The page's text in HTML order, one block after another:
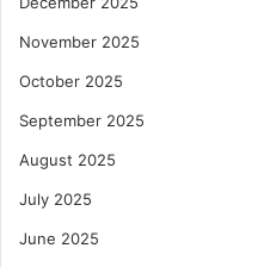
November 2025
October 2025
September 2025
August 2025
July 2025
June 2025